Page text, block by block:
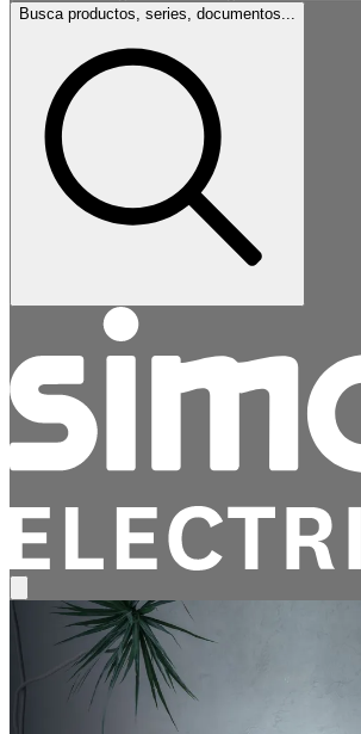
Busca productos, series, documentos...